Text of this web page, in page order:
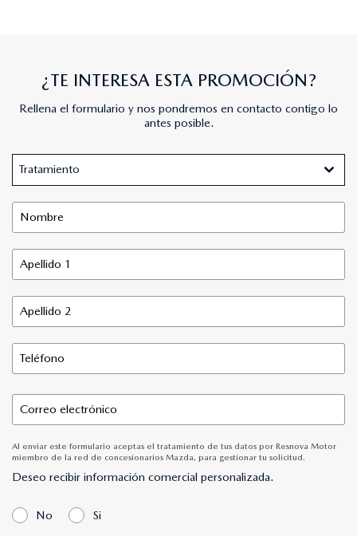
¿TE INTERESA ESTA PROMOCIÓN?
Rellena el formulario y nos pondremos en contacto contigo lo
antes posible.
Tratamiento
Al enviar este formulario aceptas el tratamiento de tus datos por Resnova Motor
miembro de la red de concesionarios Mazda, para gestionar tu solicitud.
Deseo recibir información comercial personalizada.
No Si